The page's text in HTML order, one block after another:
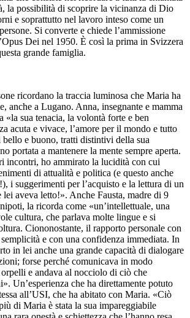
la possibilità di scoprire la vicinanza di Dio
e soprattutto nel lavoro inteso come un
Si converte e chiede l’ammissione
Dei nel 1950. È così la prima in Svizzera
grande famiglia.
ricordano la traccia luminosa che Maria ha
anche a Lugano. Anna, insegnante e mamma
«la sua tenacia, la volontà forte e ben
acuta e vivace, l’amore per il mondo e tutto
bello e buono, tratti distintivi della sua
portata a mantenere la mente sempre aperta.
incontri, ho ammirato la lucidità con cui
di attualità e politica (e questo anche
i suggerimenti per l’acquisto e la lettura di un
lei aveva letto!». Anche Fausta, madre di 9
la ricorda come «un’intellettuale, una
cultura, che parlava molte lingue e si
Ciononostante, il rapporto personale con
e con una confidenza immediata. In
in lei anche una grande capacità di dialogare
forse perché comunicava in modo
e andava al nocciolo di ciò che
Un’esperienza che ha direttamente potuto
all’USI, che ha abitato con Maria. «Ciò
di Maria è stata la sua impareggiabile